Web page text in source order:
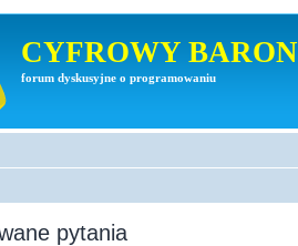
CYFROWY
forum dyskusyjne o programowaniu
pytania